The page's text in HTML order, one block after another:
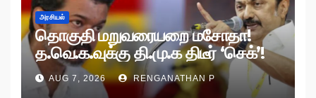
அரசியல்
தொகுதி மறுவரையறை மசோதா!
த.வெ.க.வுக்கு தி.மு.க திடீர் ‘செக்’!
AUG 7, 2026 RENGANATHAN P